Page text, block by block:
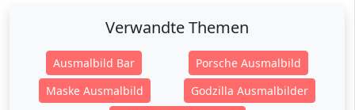
Verwandte Themen
Ausmalbild Bar
Porsche Ausmalbild
Maske Ausmalbild
Godzilla Ausmalbilder